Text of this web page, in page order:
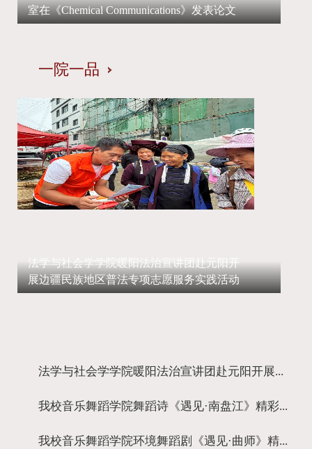
室在《Chemical Communications》发表论文
一院一品
法学与社会学学院暖阳法治宣讲团赴元阳开
展边疆民族地区普法专项志愿服务实践活动
法学与社会学学院暖阳法治宣讲团赴元阳开展...
我校音乐舞蹈学院舞蹈诗《遇见·南盘江》精彩...
我校音乐舞蹈学院环境舞蹈剧《遇见·曲师》精...